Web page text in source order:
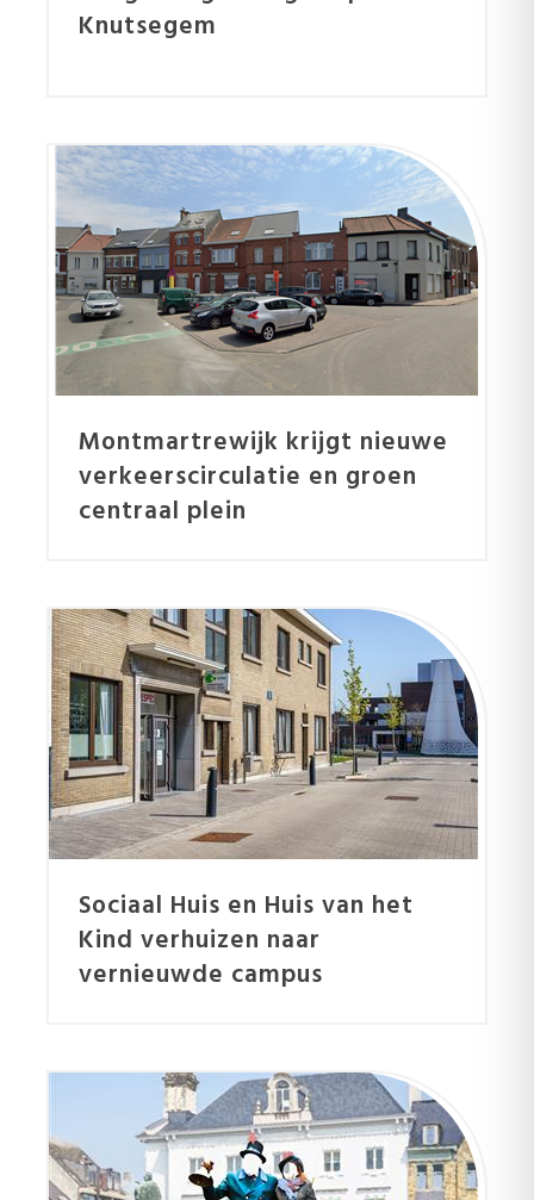
Knutsegem
Montmartrewijk krijgt nieuwe
verkeerscirculatie en groen
centraal plein
Sociaal Huis en Huis van het
Kind verhuizen naar
vernieuwde campus